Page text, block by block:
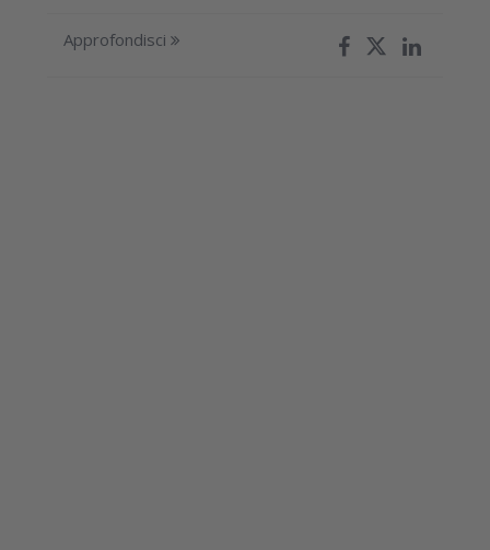
Approfondisci